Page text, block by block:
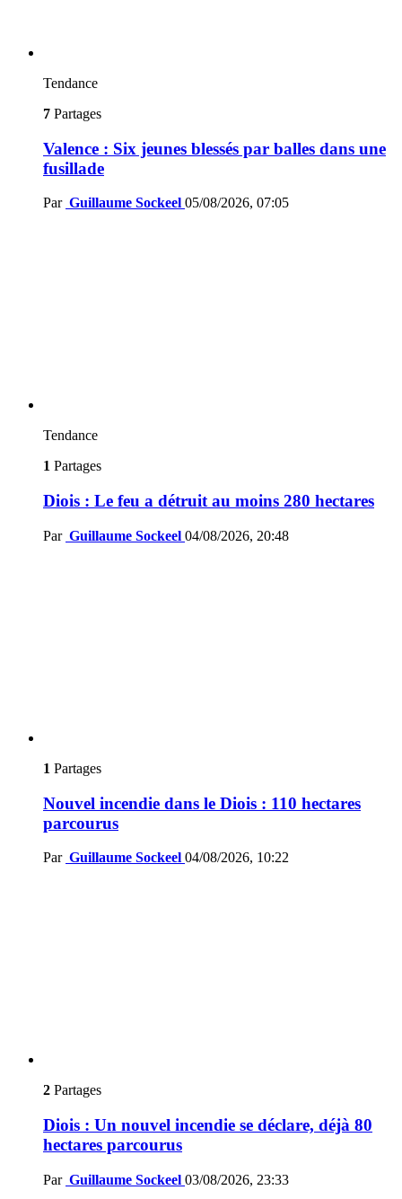
Tendance
7 Partages
Valence : Six jeunes blessés par balles dans une
fusillade
Par Guillaume Sockeel 05/08/2026, 07:05
Tendance
1 Partages
Diois : Le feu a détruit au moins 280 hectares
Par Guillaume Sockeel 04/08/2026, 20:48
1 Partages
Nouvel incendie dans le Diois : 110 hectares
parcourus
Par Guillaume Sockeel 04/08/2026, 10:22
2 Partages
Diois : Un nouvel incendie se déclare, déjà 80
hectares parcourus
Par Guillaume Sockeel 03/08/2026, 23:33